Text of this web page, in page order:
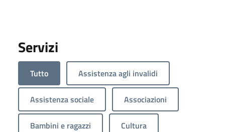
Servizi
Tutto Assistenza agli invalidi
Assistenza sociale Associazioni
Bambini e ragazzi Cultura